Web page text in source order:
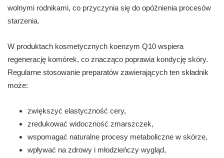
wolnymi rodnikami, co przyczynia się do opóźnienia procesów
starzenia.
W produktach kosmetycznych koenzym Q10 wspiera
regenerację komórek, co znacząco poprawia kondycję skóry.
Regularne stosowanie preparatów zawierających ten składnik
może:
zwiększyć elastyczność cery,
zredukować widoczność zmarszczek,
wspomagać naturalne procesy metaboliczne w skórze,
wpływać na zdrowy i młodzieńczy wygląd,